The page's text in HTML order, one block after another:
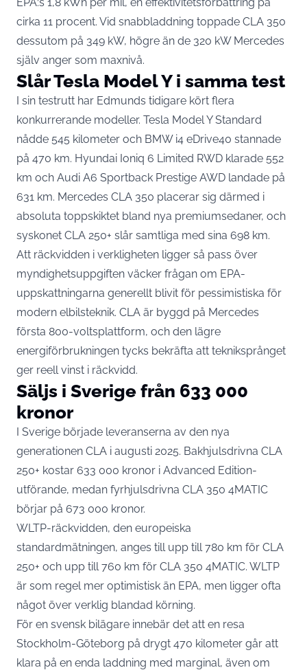
cirka 11 procent. Vid snabbladdning toppade CLA 350
dessutom på 349 kW, högre än de 320 kW Mercedes
själv anger som maxnivå.
Slår Tesla Model Y i samma test
I sin testrutt har Edmunds tidigare kört flera
konkurrerande modeller. Tesla Model Y Standard
nådde 545 kilometer och BMW i4 eDrive40 stannade
på 470 km. Hyundai Ioniq 6 Limited RWD klarade 552
km och Audi A6 Sportback Prestige AWD landade på
631 km. Mercedes CLA 350 placerar sig därmed i
absoluta toppskiktet bland nya premiumsedaner, och
syskonet CLA 250+ slår samtliga med sina 698 km.
Att räckvidden i verkligheten ligger så pass över
myndighetsuppgiften väcker frågan om EPA-
uppskattningarna generellt blivit för pessimistiska för
modern elbilsteknik. CLA är byggd på Mercedes
första 800-voltsplattform, och den lägre
energiförbrukningen tycks bekräfta att tekniksprånget
ger reell vinst i räckvidd.
Säljs i Sverige från 633 000
kronor
I Sverige började leveranserna av den nya
generationen CLA i augusti 2025. Bakhjulsdrivna CLA
250+ kostar 633 000 kronor i Advanced Edition-
utförande, medan fyrhjulsdrivna CLA 350 4MATIC
börjar på 673 000 kronor.
WLTP-räckvidden, den europeiska
standardmätningen, anges till upp till 780 km för CLA
250+ och upp till 760 km för CLA 350 4MATIC. WLTP
är som regel mer optimistisk än EPA, men ligger ofta
något över verklig blandad körning.
För en svensk bilägare innebär det att en resa
Stockholm-Göteborg på drygt 470 kilometer går att
klara på en enda laddning med marginal, även om